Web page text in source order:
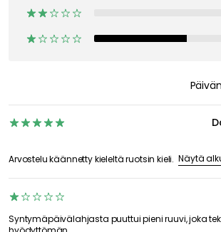
Arvostelu käännetty kieleltä ruotsin kieli. Näytä
Syntymäpäivälahjasta puuttui pieni ruuvi, joka